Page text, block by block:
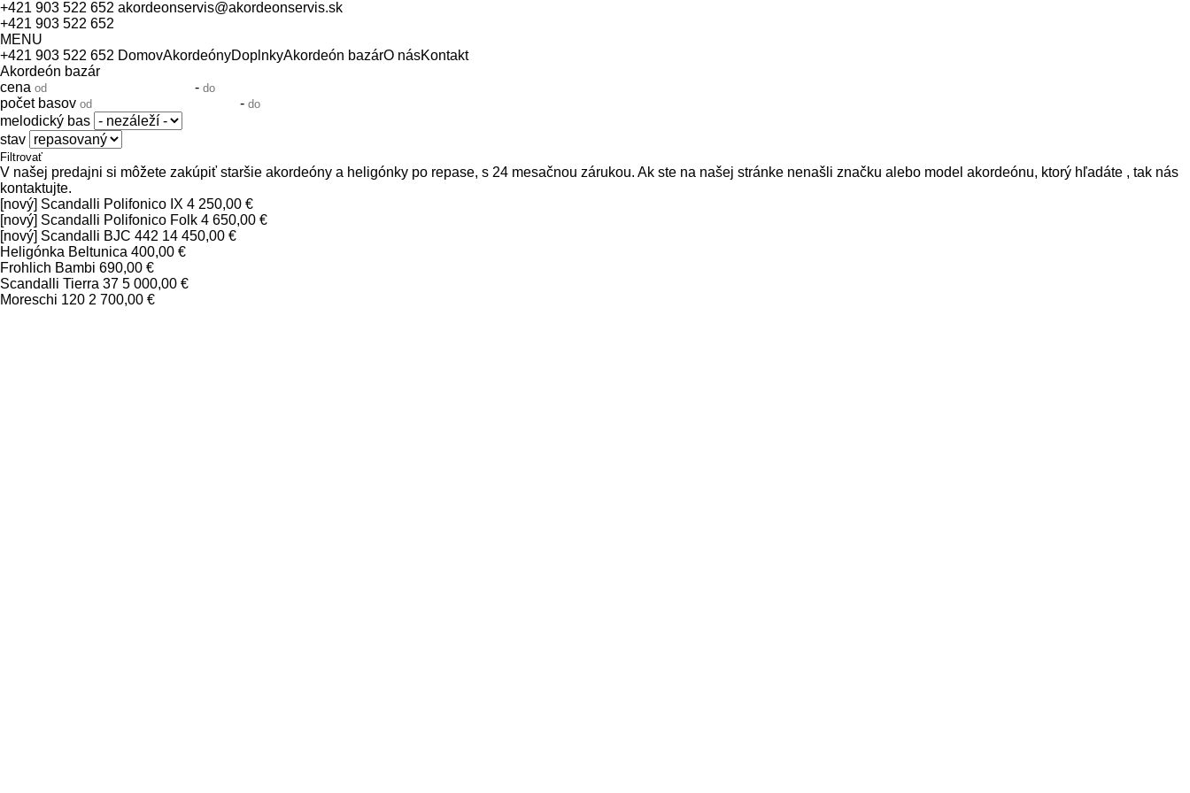
+421 903 522 652 akordeonservis@akordeonservis.sk
+421 903 522 652
MENU
+421 903 522 652 DomovAkordeónyDoplnkyAkordeón bazárO násKontakt
Akordeón bazár
cena
-
počet basov
-
melodický bas
stav
V našej predajni si môžete zakúpiť staršie akordeóny a heligónky po repase, s 24 mesačnou zárukou. Ak ste na našej stránke nenašli značku alebo model akordeónu, ktorý hľadáte , tak nás
kontaktujte.
[nový] Scandalli Polifonico IX 4 250,00 €
[nový] Scandalli Polifonico Folk 4 650,00 €
[nový] Scandalli BJC 442 14 450,00 €
Heligónka Beltunica 400,00 €
Frohlich Bambi 690,00 €
Scandalli Tierra 37 5 000,00 €
Moreschi 120 2 700,00 €